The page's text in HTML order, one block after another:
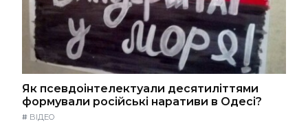
Як псевдоінтелектуали десятиліттями
формували російські наративи в Одесі?
# ВІДЕО